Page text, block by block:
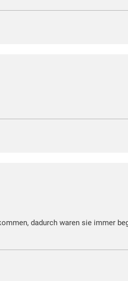
dadurch waren sie immer